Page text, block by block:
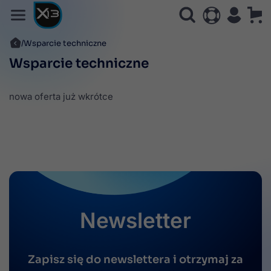
Wsparcie techniczne
Wsparcie techniczne
nowa oferta już wkrótce
Newsletter
Zapisz się do newslettera i otrzymaj za